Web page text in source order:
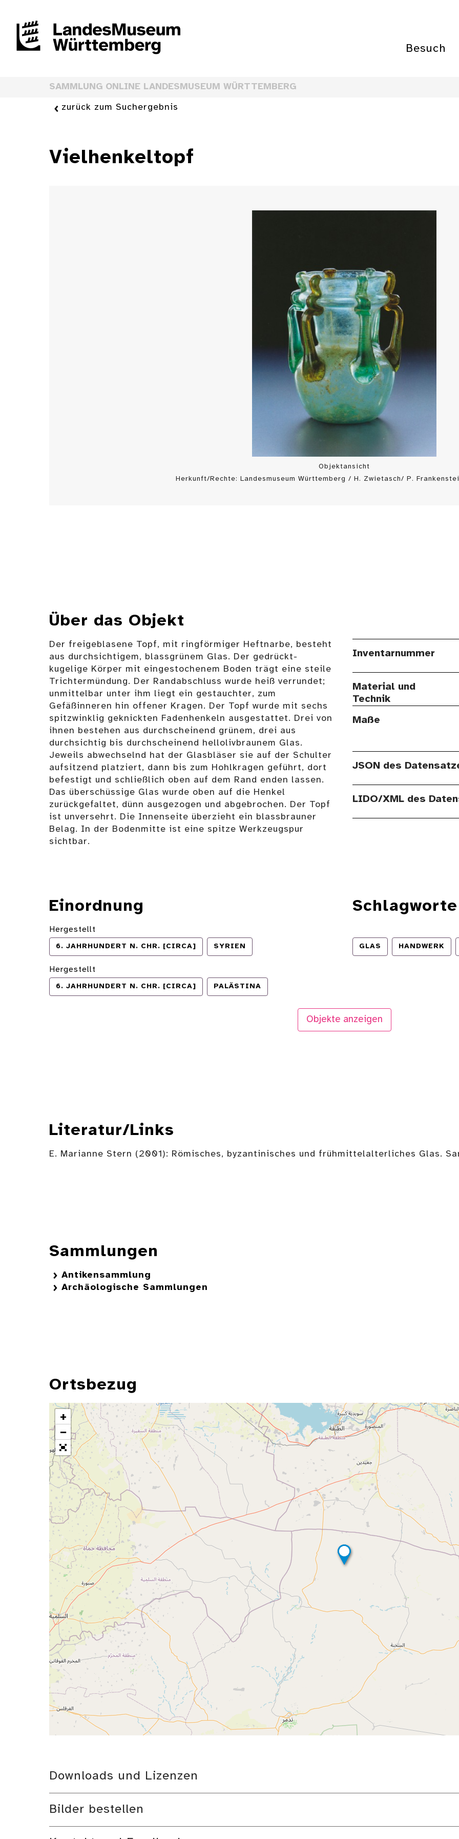
Besuch
SAMMLUNG ONLINE LANDESMUSEUM WÜRTTEMBERG
zurück zum Suchergebnis
Vielhenkeltopf
Objektansicht
Herkunft/Rechte: Landesmuseum Württemberg / H. Zwietasch/ P.
Über das Objekt
Der freigeblasene Topf, mit ringförmiger Heftnarbe, besteht
aus durchsichtigem, blassgrünem Glas. Der gedrückt-
kugelige Körper mit eingestochenem Boden trägt eine steile
Trichtermündung. Der Randabschluss wurde heiß verrundet;
unmittelbar unter ihm liegt ein gestauchter, zum
Gefäßinneren hin offener Kragen. Der Topf wurde mit sechs
spitzwinklig geknickten Fadenhenkeln ausgestattet. Drei von
ihnen bestehen aus durchscheinend grünem, drei aus
durchsichtig bis durchscheinend hellolivbraunem Glas.
Jeweils abwechselnd hat der Glasbläser sie auf der Schulter
aufsitzend platziert, dann bis zum Hohlkragen geführt, dort
befestigt und schließlich oben auf dem Rand enden lassen.
Das überschüssige Glas wurde oben auf die Henkel
zurückgefaltet, dünn ausgezogen und abgebrochen. Der Topf
ist unversehrt. Die Innenseite überzieht ein blassbrauner
Belag. In der Bodenmitte ist eine spitze Werkzeugspur
sichtbar.
Inventarnummer
Material und
Technik
Maße
JSON des
LIDO/XML des
Einordnung
Hergestellt
6. JAHRHUNDERT N. CHR. [CIRCA] SYRIEN
Hergestellt
6. JAHRHUNDERT N. CHR. [CIRCA] PALÄSTINA
Schlagworte
GLAS HANDWERK
Objekte anzeigen
Literatur/Links
E. Marianne Stern (2001): Römisches, byzantinisches und frühmittelalterliches Glas.
Sammlungen
Antikensammlung
Archäologische Sammlungen
Ortsbezug
+
−
Downloads und Lizenzen
Bilder bestellen